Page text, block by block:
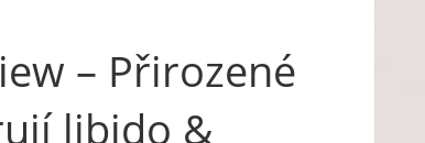
– Přirozené
libido &